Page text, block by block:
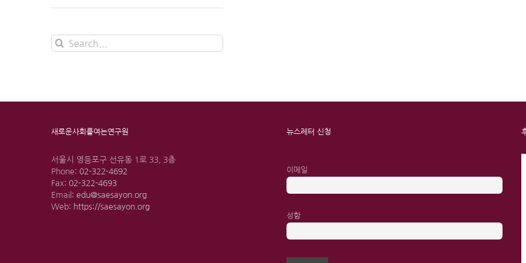
Search
for:
새로운사회를여는연구원
서울시 영등포구 선유동 1로 33, 3층
Phone: 02-322-4692
Fax: 02-322-4693
Email: edu@saesayon.org
Web: https://saesayon.org
뉴스레터 신청
이메일
성함